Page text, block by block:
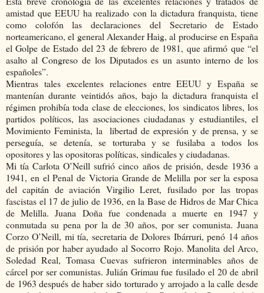
amistad que EEUU ha realizado con la dictadura franquista, tiene
como colofón las declaraciones del Secretario de Estado
norteamericano, el general Alexander Haig, al producirse en España
el Golpe de Estado del 23 de febrero de 1981, que afirmó que “el
asalto al Congreso de los Diputados es un asunto interno de los
españoles”.
Mientras tales excelentes relaciones entre EEUU y España se
mantenían durante veintidós años, bajo la dictadura franquista el
régimen prohibía toda clase de elecciones, los sindicatos libres, los
partidos políticos, las asociaciones ciudadanas y estudiantiles, el
Movimiento Feminista, la libertad de expresión y de prensa, y se
perseguía, se detenía, se torturaba y se fusilaba a todos los
opositores y las opositoras políticas, sindicales y ciudadanas.
Mi tía Carlota O’Neill sufrió cinco años de prisión, desde 1936 a
1941, en el Penal de Victoria Grande de Melilla por ser la esposa
del capitán de aviación Virgilio Leret, fusilado por las tropas
fascistas el 17 de julio de 1936, en la Base de Hidros de Mar Chica
de Melilla. Juana Doña fue condenada a muerte en 1947 y
conmutada su pena por la de 30 años, por ser comunista. Juana
Corzo O’Neill, mi tía, secretaria de Dolores Ibárruri, penó 14 años
de prisión por haber ayudado al Socorro Rojo. Manolita del Arco,
Soledad Real, Tomasa Cuevas sufrieron interminables años de
cárcel por ser comunistas. Julián Grimau fue fusilado el 20 de abril
de 1963 después de haber sido torturado y arrojado a la calle desde